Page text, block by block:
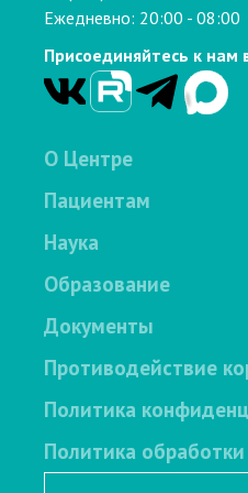
Ежедневно: 20:00 - 08:00
Присоединяйтесь к нам
О Центре
Пациентам
Наука
Образование
Документы
Противодействие
Политика
Политика